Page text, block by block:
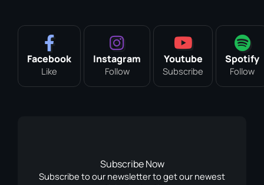
Facebook
Like
Instagram
Follow
Youtube
Subscribe
Spotify
Follow
Subscribe Now
Subscribe to our newsletter to get our newest